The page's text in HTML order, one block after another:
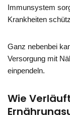
Immunsystem
Krankheiten
Ganz nebenbei
Versorgung mit
einpendeln.
Wie